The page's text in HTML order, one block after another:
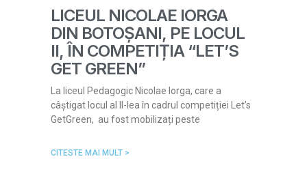
LICEUL NICOLAE IORGA
DIN BOTOȘANI, PE LOCUL
II, ÎN COMPETIȚIA “LET’S
GET GREEN”
La liceul Pedagogic Nicolae Iorga, care a
câștigat locul al II-lea în cadrul competiției Let’s
GetGreen, au fost mobilizați peste
CITESTE MAI MULT >